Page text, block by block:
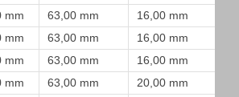
mm 63,00 mm
16,00 mm
mm 63,00 mm
16,00 mm
mm 63,00 mm
16,00 mm
mm 63,00 mm
20,00 mm